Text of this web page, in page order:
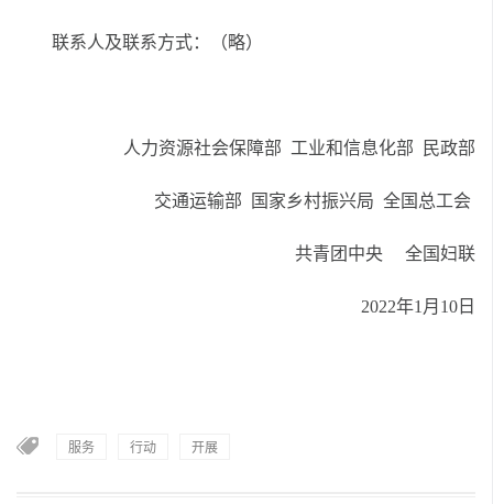
联系人及联系方式：（略）
人力资源社会保障部 工业和信息化部 民政部
交通运输部 国家乡村振兴局 全国总工会
共青团中央 全国妇联
2022年1月10日
服务 行动 开展